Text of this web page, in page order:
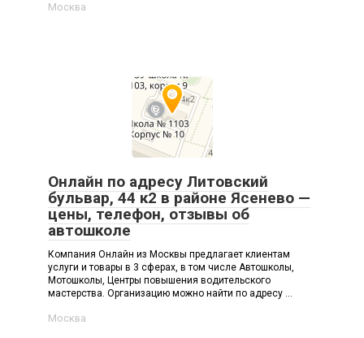
Москва
Онлайн по адресу Литовский
бульвар, 44 к2 в районе Ясенево —
цены, телефон, отзывы об
автошколе
Компания Онлайн из Москвы предлагает клиентам
услуги и товары в 3 сферах, в том числе Автошколы,
Мотошколы, Центры повышения водительского
мастерства. Организацию можно найти по адресу ...
Москва